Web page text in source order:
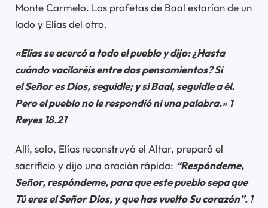
Monte Carmelo. Los profetas de Baal estarían de un
lado y Elías del otro.
«Elías se acercó a todo el pueblo y dijo: ¿Hasta
cuándo vacilaréis entre dos pensamientos? Si
el Señor es Dios, seguidle; y si Baal, seguidle a él.
Pero el pueblo no le respondió ni una palabra.» 1
Reyes 18.21
Allí, solo, Elías reconstruyó el Altar, preparó el
sacrificio y dijo una oración rápida: “Respóndeme,
Señor, respóndeme, para que este pueblo sepa que
Tú eres el Señor Dios, y que has vuelto Su corazón”. 1